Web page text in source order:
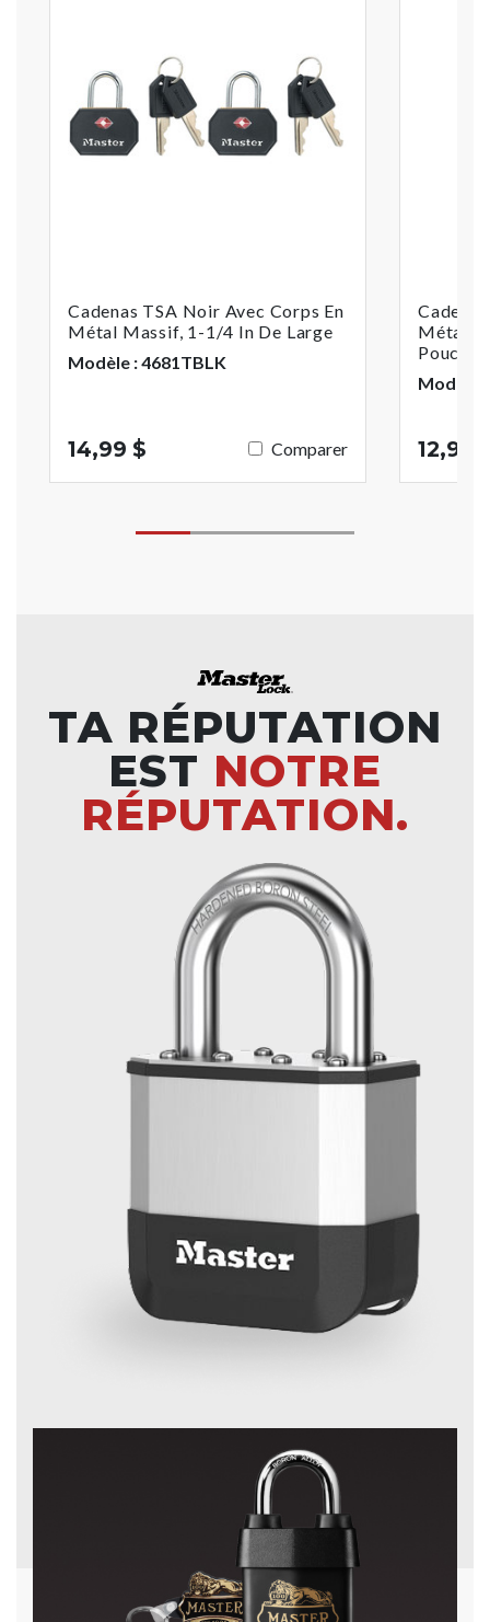
Cadenas TSA Noir Avec Corps En
Métal Massif, 1-1/4 In De Large
Modèle : 4681TBLK
14,99 $ Comparer
Métal
Pouces
Modèle
12,99
TA RÉPUTATION
EST NOTRE
RÉPUTATION.